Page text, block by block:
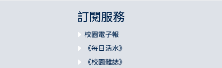
訂閱服務
校園電子報
《每日活水》
《校園雜誌》